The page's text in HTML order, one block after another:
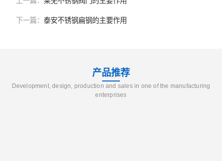
下一篇： 泰安不锈钢扁钢的主要作用
产品推荐
Development, design, production and sales in one of the manufacturing
enterprises